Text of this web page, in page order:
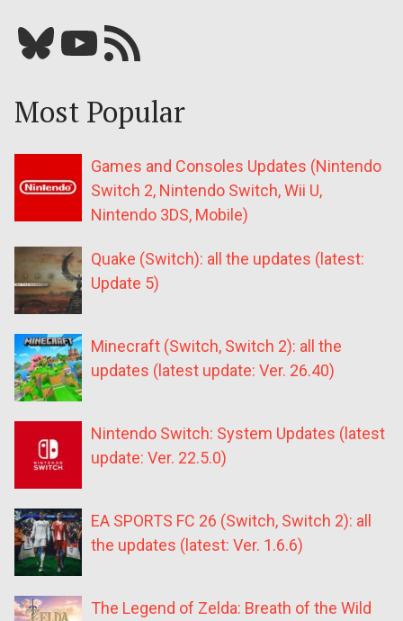
Bluesky YouTube Our RSS feed
Most Popular
Games and Consoles Updates (Nintendo
Switch 2, Nintendo Switch, Wii U,
Nintendo 3DS, Mobile)
Quake (Switch): all the updates (latest:
Update 5)
Minecraft (Switch, Switch 2): all the
updates (latest update: Ver. 26.40)
Nintendo Switch: System Updates (latest
update: Ver. 22.5.0)
EA SPORTS FC 26 (Switch, Switch 2): all
the updates (latest: Ver. 1.6.6)
The Legend of Zelda: Breath of the Wild